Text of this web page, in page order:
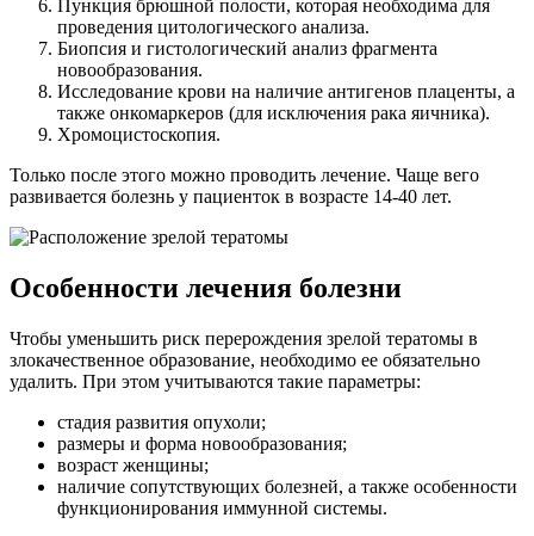
Пункция брюшной полости, которая необходима для
проведения цитологического анализа.
Биопсия и гистологический анализ фрагмента
новообразования.
Исследование крови на наличие антигенов плаценты, а
также онкомаркеров (для исключения рака яичника).
Хромоцистоскопия.
Только после этого можно проводить лечение. Чаще вего
развивается болезнь у пациенток в возрасте 14-40 лет.
Особенности лечения болезни
Чтобы уменьшить риск перерождения зрелой тератомы в
злокачественное образование, необходимо ее обязательно
удалить. При этом учитываются такие параметры:
стадия развития опухоли;
размеры и форма новообразования;
возраст женщины;
наличие сопутствующих болезней, а также особенности
функционирования иммунной системы.